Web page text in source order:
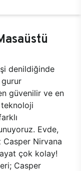
denildiğinde
gurur
güvenilir ve en
Evde,
Nirvana
çok kolay!
Casper